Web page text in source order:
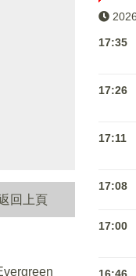
回上頁
17:35
17:26
17:11
17:08
17:00